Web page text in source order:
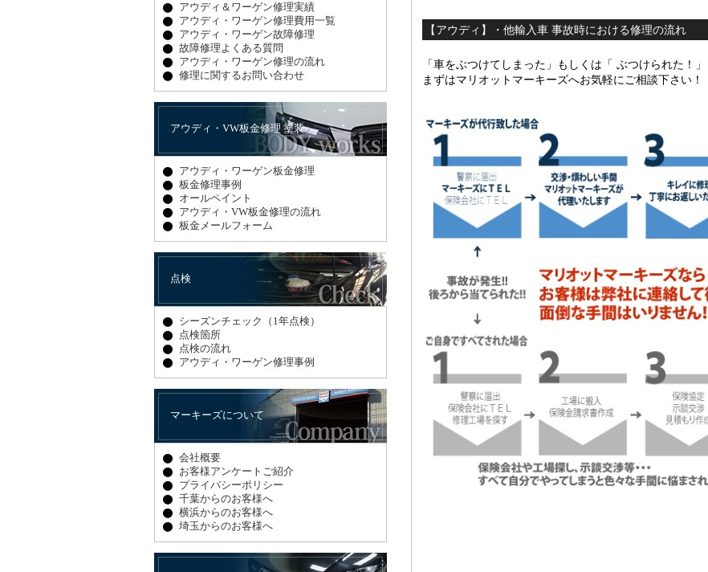
【アウディ】・他輸入車 事故時における修理の流れ
「車をぶつけてしまった」もしくは「 ぶつけられた！」
まずはマリオットマーキーズへお気軽にご相談下さい！
アウディ＆ワーゲン修理実績
アウディ・ワーゲン修理費用一覧
アウディ・ワーゲン故障修理
故障修理よくある質問
アウディ・ワーゲン修理の流れ
修理に関するお問い合わせ
アウディ・VW板金修理 塗装
アウディ・ワーゲン板金修理
板金修理事例
オールペイント
アウディ・VW板金修理の流れ
板金メールフォーム
点検
シーズンチェック（1年点検）
点検箇所
点検の流れ
アウディ・ワーゲン修理事例
マーキーズについて
会社概要
お客様アンケートご紹介
プライバシーポリシー
千葉からのお客様へ
横浜からのお客様へ
埼玉からのお客様へ